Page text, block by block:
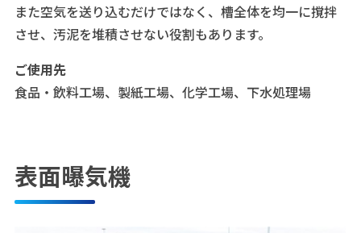
また空気を送り込むだけではなく、槽全体を均一に撹拌
させ、汚泥を堆積させない役割もあります。
ご使用先
食品・飲料工場、製紙工場、化学工場、下水処理場
表面曝気機